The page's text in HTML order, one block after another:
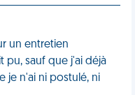
un entretien
pu, sauf que j'ai déjà
je n'ai ni postulé, ni